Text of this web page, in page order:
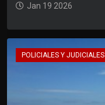
Jan 19 2026
POLICIALES Y JUDICIALES